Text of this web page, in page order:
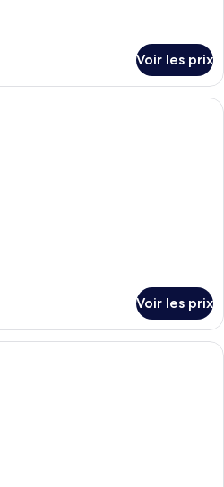
Voir les prix
Une petite chambre à coucher, bien
Voir les prix
Une chambre d’hôtel avec deux lits,